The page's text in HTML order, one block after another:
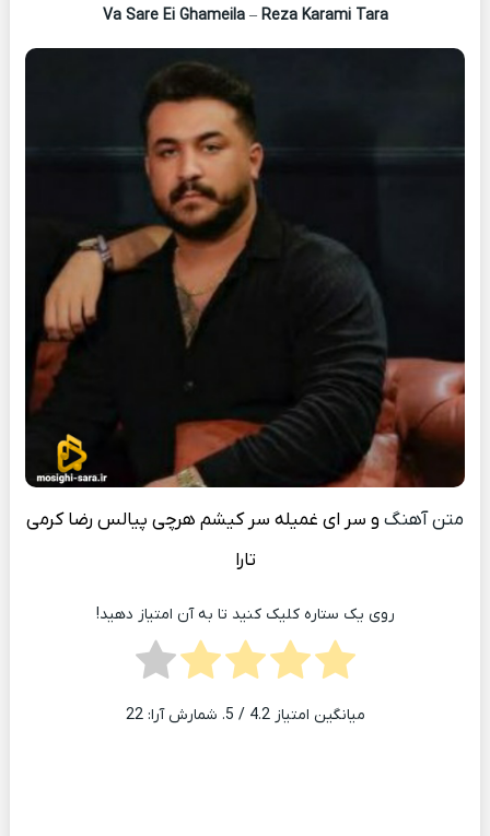
Va Sare Ei Ghameila– Reza Karami Tara
متن آهنگ و سر ای غمیله سر کیشم هرچی پیالس رضا کرمی
تارا
روی یک ستاره کلیک کنید تا به آن امتیاز دهید!
میانگین امتیاز4.2 / 5. شمارش آرا: 22